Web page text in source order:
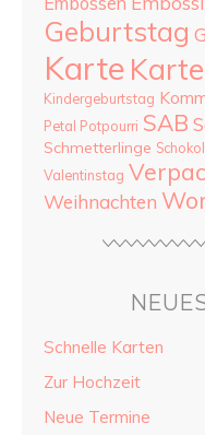
Geburtstag
Karte
Kindergeburtstag
Petal Potpourri SAB
Schmetterlinge
Valentinstag
Weihnachten
Schnelle Karten
Zur Hochzeit
Neue Termine